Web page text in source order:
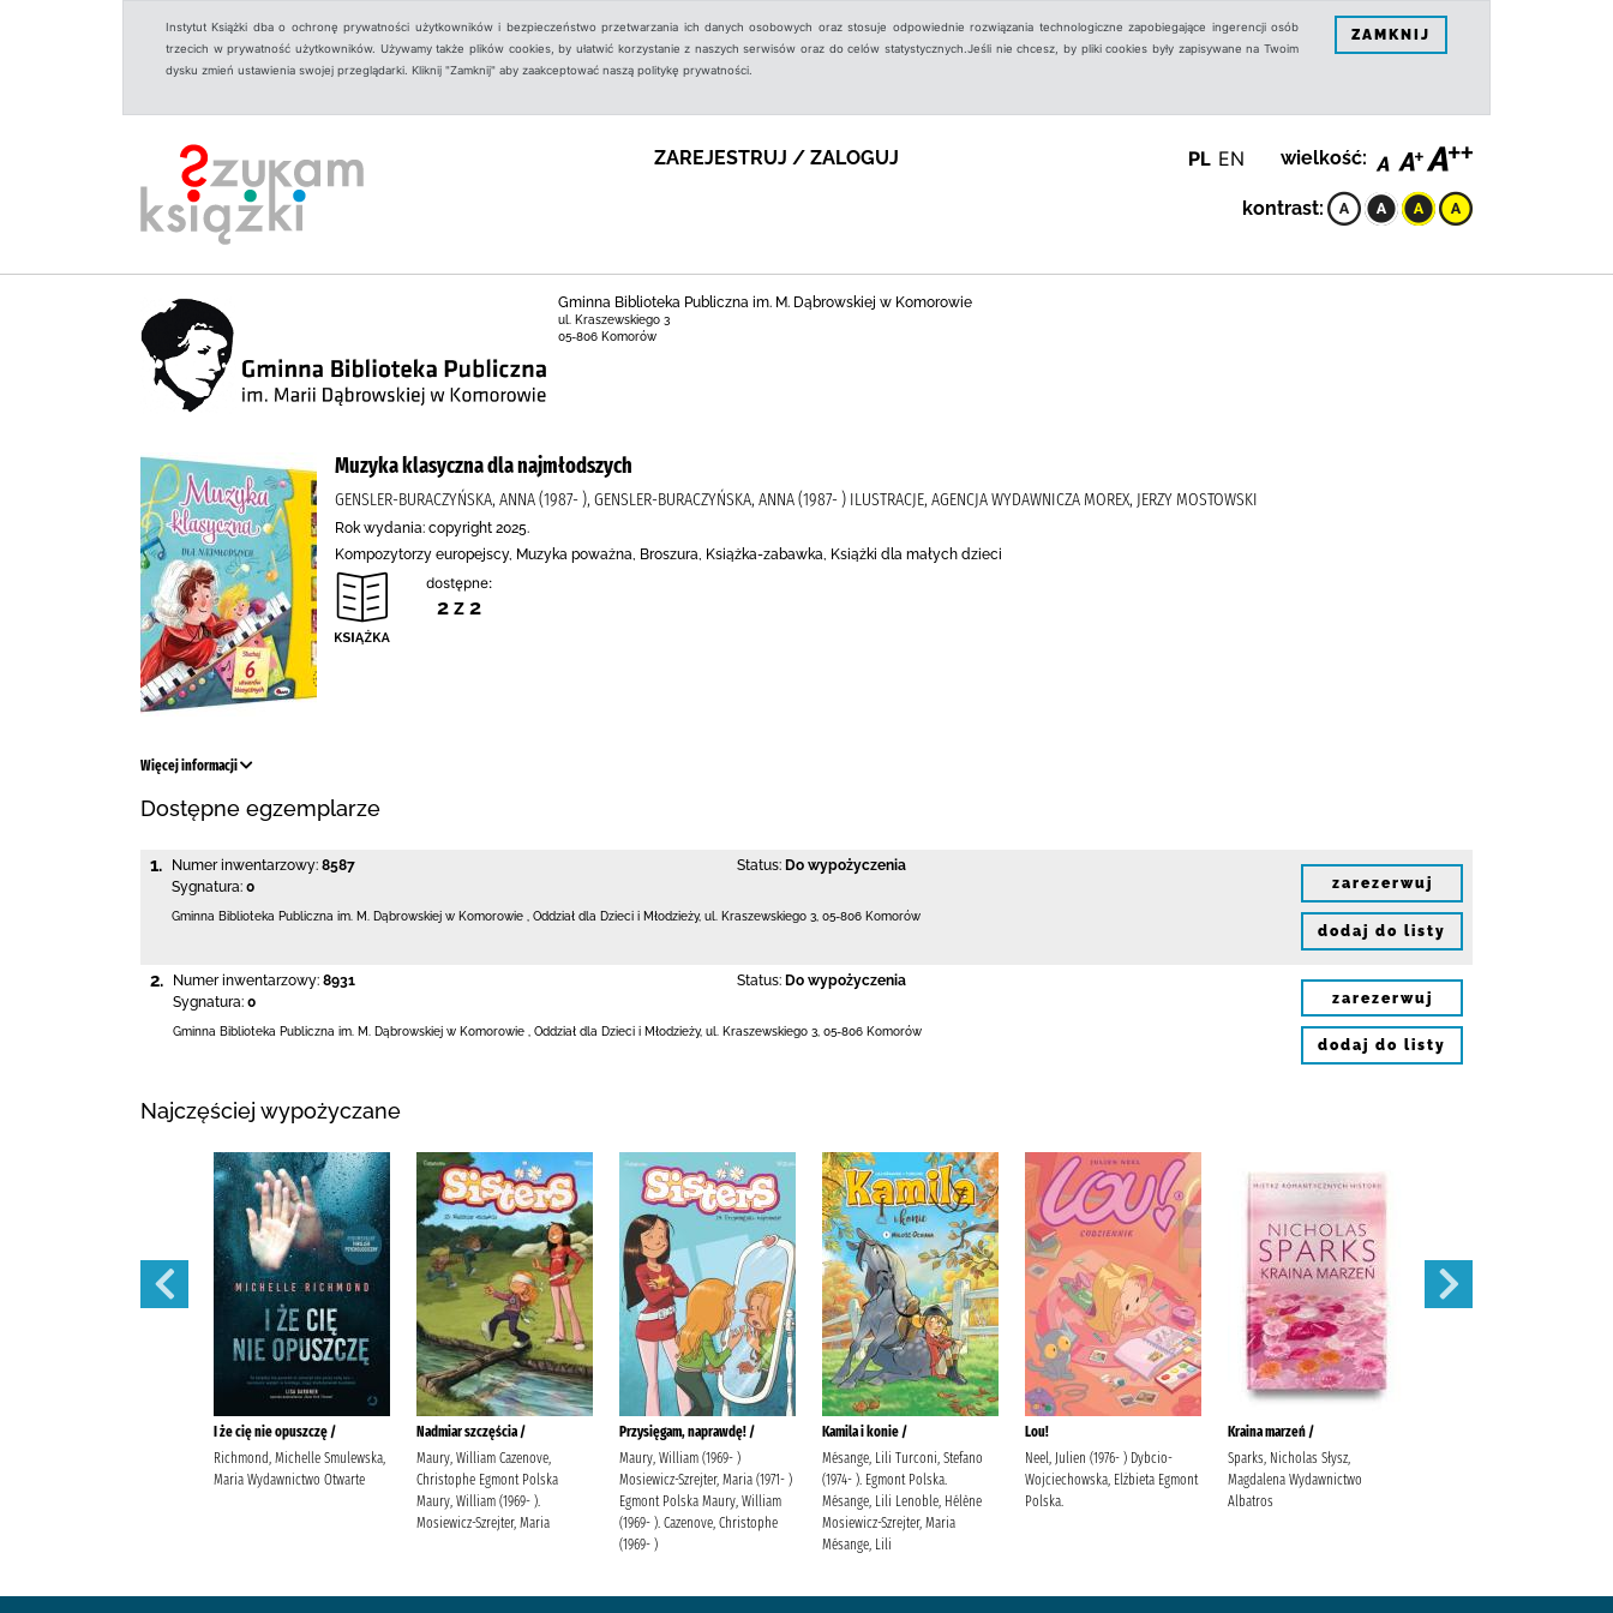
Instytut Książki dba o ochronę prywatności użytkowników i bezpieczeństwo przetwarzania ich danych osobowych oraz stosuje odpowiednie rozwiązania technologiczne zapobiegające ingerencji osób
trzecich w prywatność użytkowników. Używamy także plików cookies, by ułatwić korzystanie z naszych serwisów oraz do celów statystycznych.Jeśli nie chcesz, by pliki cookies były zapisywane na Twoim
dysku zmień ustawienia swojej przeglądarki. Kliknij "Zamknij" aby zaakceptować naszą politykę prywatności.
ZAMKNIJ
ZAREJESTRUJ / ZALOGUJ PL EN wielkość:
kontrast:
Gminna Biblioteka Publiczna im. M. Dąbrowskiej w Komorowie
ul. Kraszewskiego 3
05-806 Komorów
Muzyka klasyczna dla najmłodszych
GENSLER-BURACZYŃSKA, ANNA (1987- ), GENSLER-BURACZYŃSKA, ANNA (1987- ) ILUSTRACJE, AGENCJA WYDAWNICZA MOREX, JERZY MOSTOWSKI
Rok wydania: copyright 2025.
Kompozytorzy europejscy, Muzyka poważna, Broszura, Książka-zabawka, Książki dla małych dzieci
dostępne:
2 z 2
Więcej informacji
Dostępne egzemplarze
1. Numer inwentarzowy: 8587
Sygnatura: 0
Status: Do wypożyczenia
Gminna Biblioteka Publiczna im. M. Dąbrowskiej w Komorowie Oddział dla Dzieci i Młodzieży, ul. Kraszewskiego 3 05-806 Komorów
zarezerwuj
dodaj do listy
2. Numer inwentarzowy: 8931
Sygnatura: 0
Status: Do wypożyczenia
Gminna Biblioteka Publiczna im. M. Dąbrowskiej w Komorowie Oddział dla Dzieci i Młodzieży, ul. Kraszewskiego 3 05-806 Komorów
zarezerwuj
dodaj do listy
Najczęściej wypożyczane
I że cię nie opuszczę /
Richmond, Michelle Smulewska,
Maria Wydawnictwo Otwarte
Nadmiar szczęścia /
Maury, William Cazenove,
Christophe Egmont Polska
Maury, William (1969- ).
Mosiewicz-Szrejter, Maria
Przysięgam, naprawdę! /
Maury, William (1969- )
Mosiewicz-Szrejter, Maria (1971- )
Egmont Polska Maury, William
(1969- ). Cazenove, Christophe
(1969- )
Kamila i konie /
Mésange, Lili Turconi, Stefano
(1974- ). Egmont Polska.
Mésange, Lili Lenoble, Hélène
Mosiewicz-Szrejter, Maria
Mésange, Lili
Lou!
Neel, Julien (1976- ) Dybcio-
Wojciechowska, Elżbieta Egmont
Polska.
Kraina marzeń /
Sparks, Nicholas Słysz,
Magdalena Wydawnictwo
Albatros